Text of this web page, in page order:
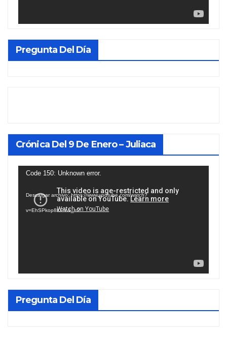
Pregunta Del Día
Crónica Del 9 De Enero – Juliaca
Reproductor
vídeo
Code 150: Unknown error.
Descargar archivo: https://www.youtube.com/watch?
v=EhSPkop8KPY&_=2
Pregunta Del Día